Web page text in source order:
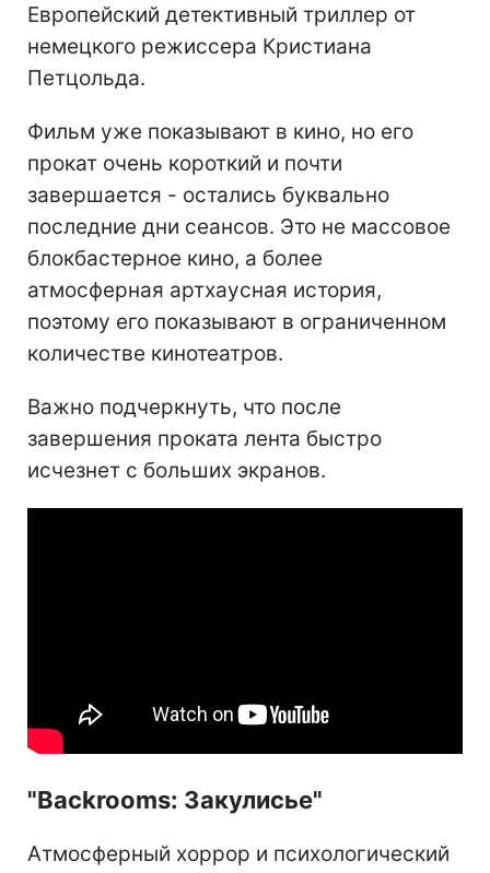
Европейский детективный триллер от
немецкого режиссера Кристиана
Петцольда.
Фильм уже показывают в кино, но его
прокат очень короткий и почти
завершается - остались буквально
последние дни сеансов. Это не массовое
блокбастерное кино, а более
атмосферная артхаусная история,
поэтому его показывают в ограниченном
количестве кинотеатров.
Важно подчеркнуть, что после
завершения проката лента быстро
исчезнет с больших экранов.
"Backrooms: Закулисье"
Атмосферный хоррор и психологический